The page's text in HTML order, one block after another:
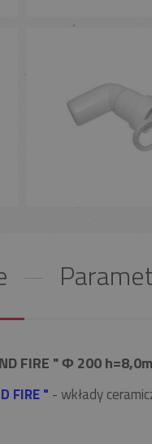
FIRE " Φ 200
FIRE " - wkłady